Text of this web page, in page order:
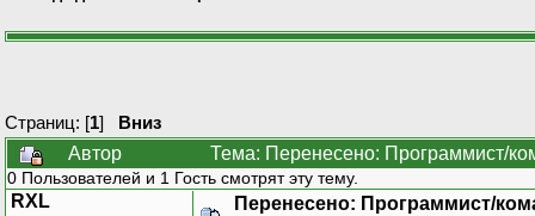
Страниц: [1] Вниз
Автор
Тема: Перенесено: Программист/
0 Пользователей и 1 Гость смотрят эту тему.
RXL Перенесено: Программист/